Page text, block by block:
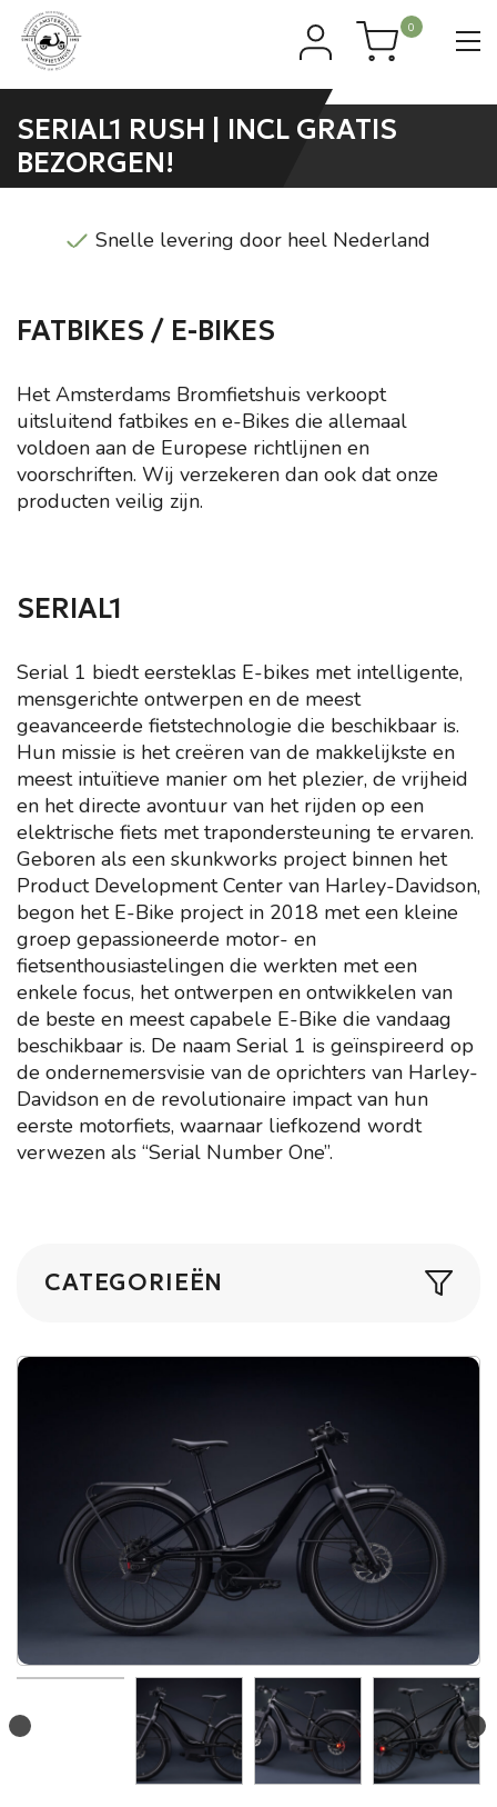
0
SERIAL1 RUSH | INCL GRATIS
BEZORGEN!
Direct uit voorraad leverbaar
FATBIKES / E-BIKES
Het Amsterdams Bromfietshuis verkoopt
uitsluitend fatbikes en e-Bikes die allemaal
voldoen aan de Europese richtlijnen en
voorschriften. Wij verzekeren dan ook dat onze
producten veilig zijn.
SERIAL1
Serial 1 biedt eersteklas E-bikes met intelligente,
mensgerichte ontwerpen en de meest
geavanceerde fietstechnologie die beschikbaar is.
Hun missie is het creëren van de makkelijkste en
meest intuïtieve manier om het plezier, de vrijheid
en het directe avontuur van het rijden op een
elektrische fiets met trapondersteuning te ervaren.
Geboren als een skunkworks project binnen het
Product Development Center van Harley-Davidson,
begon het E-Bike project in 2018 met een kleine
groep gepassioneerde motor- en
fietsenthousiastelingen die werkten met een
enkele focus, het ontwerpen en ontwikkelen van
de beste en meest capabele E-Bike die vandaag
beschikbaar is. De naam Serial 1 is geïnspireerd op
de ondernemersvisie van de oprichters van Harley-
Davidson en de revolutionaire impact van hun
eerste motorfiets, waarnaar liefkozend wordt
verwezen als “Serial Number One”.
CATEGORIEËN